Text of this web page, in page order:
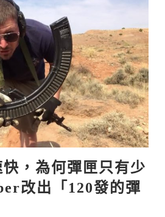
，為何彈匣只有少
改出「120發的彈